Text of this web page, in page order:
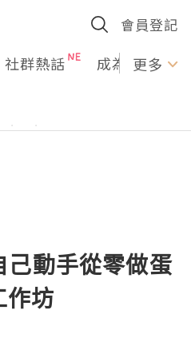
會員登記
社群熱話 成為U更多
己動手從零做蛋
作坊